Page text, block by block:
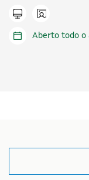
Tramitar en liña
Icono
Aberto todo o